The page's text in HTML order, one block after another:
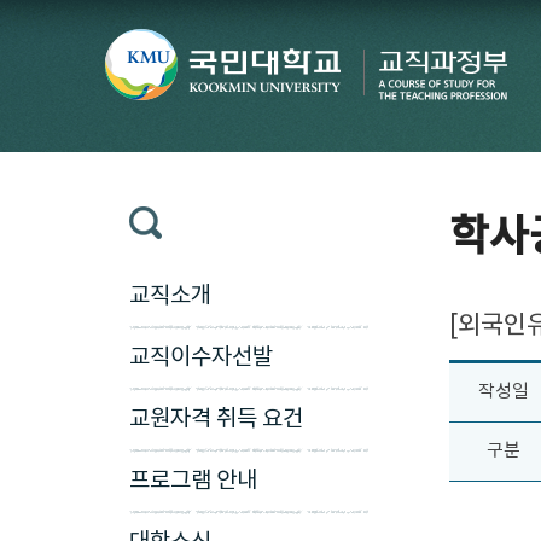
교직소개
교직이수자선발
교원자격 취득 요건
프로그램 안내
학사
[외국인
작성일
구분